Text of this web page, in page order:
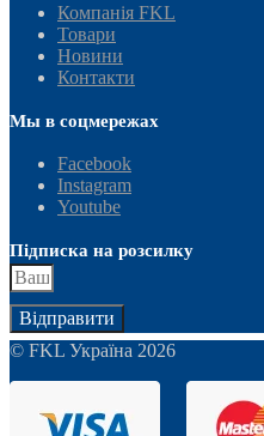
Компанія FKL
Товари
Новини
Контакти
Мы в соцмережах
Facebook
Instagram
Youtube
Підписка на розсилку
Відправити
© FKL Україна 2026